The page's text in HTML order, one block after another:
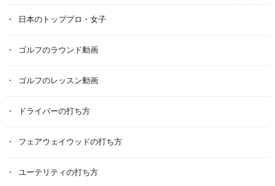
日本のトッププロ・女子
ゴルフのラウンド動画
ゴルフのレッスン動画
ドライバーの打ち方
フェアウェイウッドの打ち方
ユーテリティの打ち方